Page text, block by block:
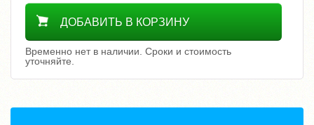
Уточнить цену
ДОБАВИТЬ В КОРЗИНУ
Временно нет в наличии. Сроки и стоимость
уточняйте.